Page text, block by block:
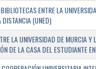
ENTRE LA
DISTANCIA (UNED)
LA UNIVERSIDAD DE MURCIA
DE LA CASA DEL ESTUDIANTE